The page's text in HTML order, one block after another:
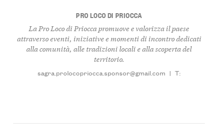
PRO LOCO DI PRIOCCA
LaPro Loco di Prioccapromuove e valorizza il paese
attraverso eventi, iniziative e momenti di incontro dedicati
alla comunità, alle tradizioni locali e alla scoperta del
territorio.
sagra.prolocopriocca.sponsor@gmail.com | T: